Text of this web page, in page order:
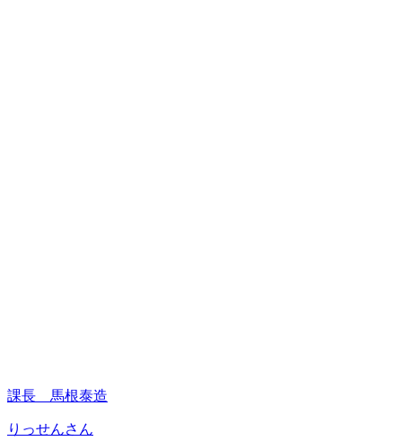
課長 馬根泰造
りっせんさん